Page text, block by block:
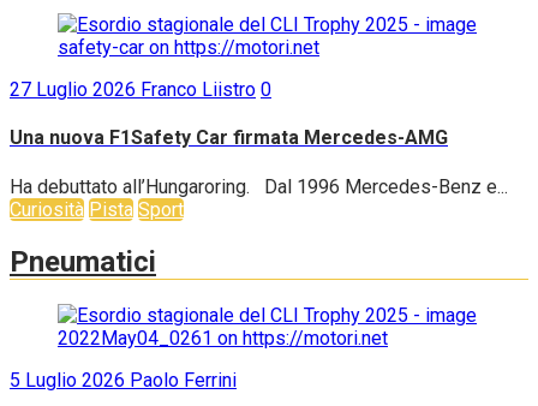
27 Luglio 2026 Franco Liistro 0
Una nuova F1Safety Car firmata Mercedes-AMG
Ha debuttato all’Hungaroring. Dal 1996 Mercedes-Benz e...
Curiosità Pista Sport
Pneumatici
5 Luglio 2026 Paolo Ferrini